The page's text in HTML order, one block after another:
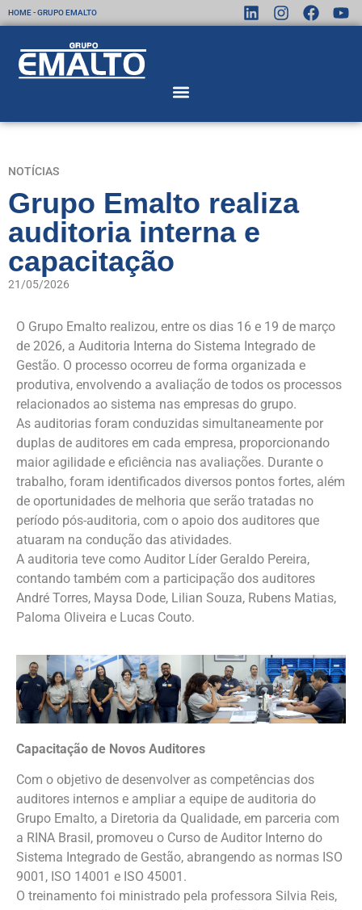
HOME - GRUPO EMALTO
NOTÍCIAS
Grupo Emalto realiza
auditoria interna e
capacitação
21/05/2026
O Grupo Emalto realizou, entre os dias 16 e 19 de março
de 2026, a Auditoria Interna do Sistema Integrado de
Gestão. O processo ocorreu de forma organizada e
produtiva, envolvendo a avaliação de todos os processos
relacionados ao sistema nas empresas do grupo.
As auditorias foram conduzidas simultaneamente por
duplas de auditores em cada empresa, proporcionando
maior agilidade e eficiência nas avaliações. Durante o
trabalho, foram identificados diversos pontos fortes, além
de oportunidades de melhoria que serão tratadas no
período pós-auditoria, com o apoio dos auditores que
atuaram na condução das atividades.
A auditoria teve como Auditor Líder Geraldo Pereira,
contando também com a participação dos auditores
André Torres, Maysa Dode, Lilian Souza, Rubens Matias,
Paloma Oliveira e Lucas Couto.
Capacitação de Novos Auditores
Com o objetivo de desenvolver as competências dos
auditores internos e ampliar a equipe de auditoria do
Grupo Emalto, a Diretoria da Qualidade, em parceria com
a RINA Brasil, promoveu o Curso de Auditor Interno do
Sistema Integrado de Gestão, abrangendo as normas ISO
9001, ISO 14001 e ISO 45001.
O treinamento foi ministrado pela professora Silvia Reis,